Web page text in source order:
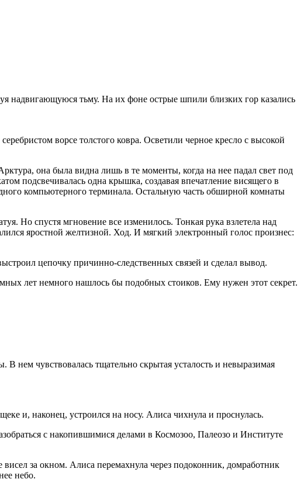
надвигающуюся тьму. На их фоне острые шпили близких гор казались
ворсе толстого ковра. Осветили черное кресло с высокой
она была видна лишь в те моменты, когда на нее падал свет под
подсвечивалась одна крышка, создавая впечатление висящего в
компьютерного терминала. Остальную часть обширной комнаты
Но спустя мгновение все изменилось. Тонкая рука взлетела над
яростной желтизной. Ход. И мягкий электронный голос произнес:
цепочку причинно-следственных связей и сделал вывод.
лет немного нашлось бы подобных стоиков. Ему нужен этот секрет.
нем чувствовалась тщательно скрытая усталость и невыразимая
и, наконец, устроился на носу. Алиса чихнула и проснулась.
с накопившимися делами в Космозоо, Палеозо и Институте
за окном. Алиса перемахнула через подоконник, домработник
небо.